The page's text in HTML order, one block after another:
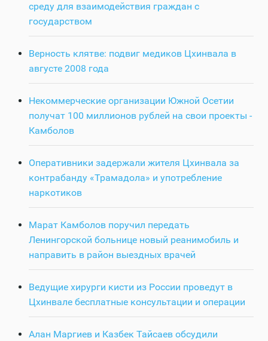
среду для взаимодействия граждан с
государством
Верность клятве: подвиг медиков Цхинвала в
августе 2008 года
Некоммерческие организации Южной Осетии
получат 100 миллионов рублей на свои проекты -
Камболов
Оперативники задержали жителя Цхинвала за
контрабанду «Трамадола» и употребление
наркотиков
Марат Камболов поручил передать
Ленингорской больнице новый реанимобиль и
направить в район выездных врачей
Ведущие хирурги кисти из России проведут в
Цхинвале бесплатные консультации и операции
Алан Маргиев и Казбек Тайсаев обсудили